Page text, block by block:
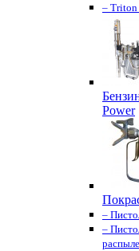
– Triton
Power
–
–